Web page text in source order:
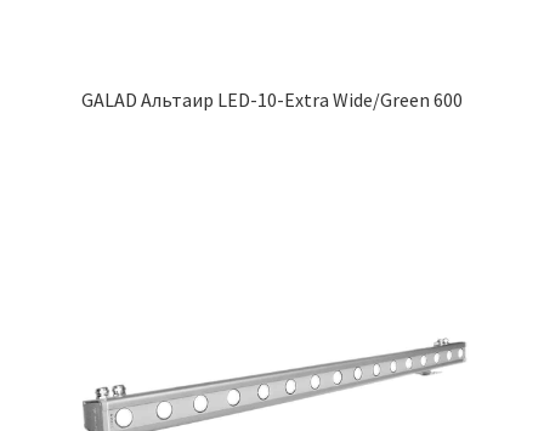
GALAD Альтаир LED-10-Extra Wide/Green 600